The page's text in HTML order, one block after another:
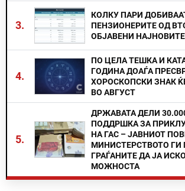
3.
КОЛКУ ПАРИ
ПЕНЗИОНЕРИТЕ ОД
ОБЈАВЕНИ
4.
ПО ЦЕЛА ТЕШКА И
ГОДИНА ДОАЃА
ХОРОСКОПСКИ ЗНАК
ВО АВГУСТ
5.
ДРЖАВАТА ДЕЛИ
ПОДДРШКА ЗА
НА ГАС – ЈАВНИОТ
МИНИСТЕРСТВОТО ГИ
ГРАЃАНИТЕ ДА ЈА
МОЖНОСТА